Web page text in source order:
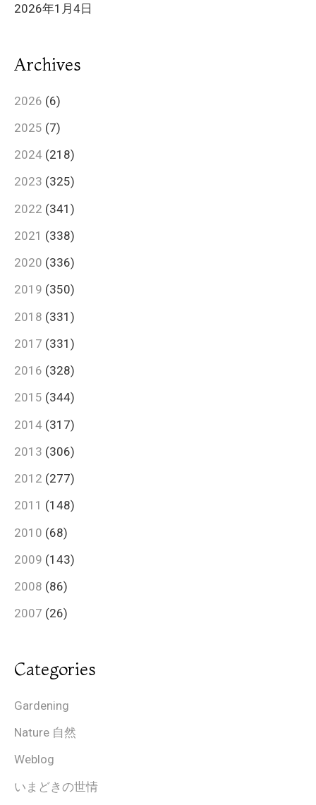
2026年1月4日
Archives
2026 (6)
2025 (7)
2024 (218)
2023 (325)
2022 (341)
2021 (338)
2020 (336)
2019 (350)
2018 (331)
2017 (331)
2016 (328)
2015 (344)
2014 (317)
2013 (306)
2012 (277)
2011 (148)
2010 (68)
2009 (143)
2008 (86)
2007 (26)
Categories
Gardening
Nature 自然
Weblog
いまどきの世情